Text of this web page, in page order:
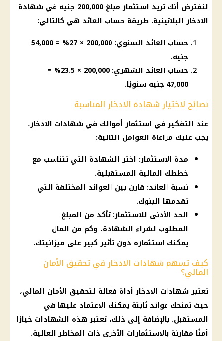
لنفترض أنك تريد استثمارمبلغ 200,000 جنيه في
شهادة
الادخار البلاتينية. طريقة حساب العائد هي كالتالي:
حساب العائد السنوي: 200,000 × 27% = 54,000
جنيه.
حساب العائد الشهري: 200,000 × 23.5% =
47,000 جنيه سنويًا.
نصائح لاختيار شهادة الادخار المناسبة
عند التفكير في استثمارأموالك في شهادات الادخار،
يجب عليك مراعاة العوامل التالية:
مدة الاستثمار: اختر الشهادة التي تتناسب مع
خططك المالية المستقبلية.
نسبة العائد: قارن بين العوائد المختلفة التي
تقدمها البنوك.
الحد الأدنى للاستثمار: تأكد من المبلغ
المطلوب لشراء الشهادة، وكم من المال
يمكنك استثماره دون تأثير كبير على ميزانيتك.
كيف تسهم شهادات الادخار في تحقيق الأمان
المالي؟
تعتبرشهادات الادخارأداة فعالة لتحقيق الأمان المالي،
حيث تمنحك عوائد ثابتة يمكنك الاعتماد عليها في
المستقبل. بالإضافة إلى ذلك، تعتبر هذه الشهادات خيارًا
آمنًا مقارنة بالاستثمارات الأخرى ذات المخاطر العالية.